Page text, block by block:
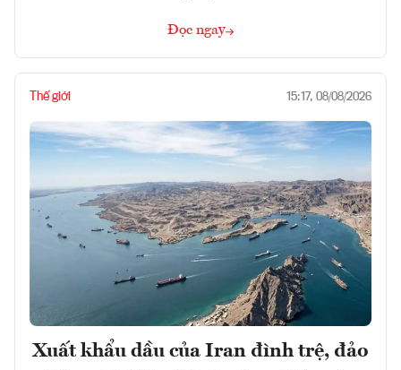
Đọc ngay
Thế giới 15:17, 08/08/2026
Xuất khẩu dầu của Iran đình trệ, đảo